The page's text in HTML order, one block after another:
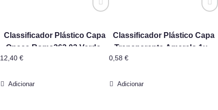
Classificador Plástico Capa
Opaca Roma263.02 Verde-
12,40 €
Adicionar
Classificador Plástico Capa
Transparente Amarelo 1un
0,58 €
Adicionar